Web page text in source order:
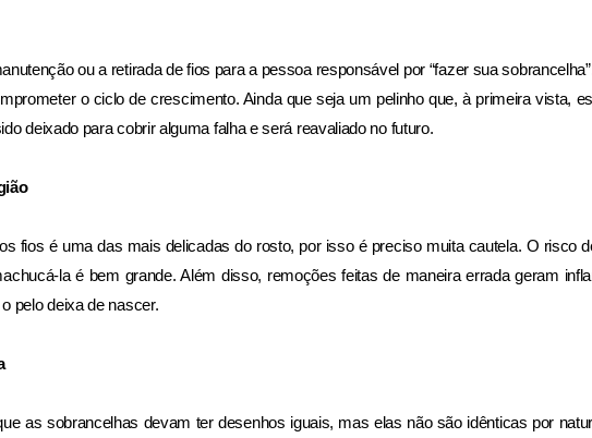
ou a retirada de fios para a pessoa responsável por “fazer sua
o ciclo de crescimento. Ainda que seja um pelinho que, à primeira vista,
deixado para cobrir alguma falha e será reavaliado no futuro.
fios é uma das mais delicadas do rosto, por isso é preciso muita cautela. O risco
la é bem grande. Além disso, remoções feitas de maneira errada geram
pelo deixa de nascer.
as sobrancelhas devam ter desenhos iguais, mas elas não são idênticas por